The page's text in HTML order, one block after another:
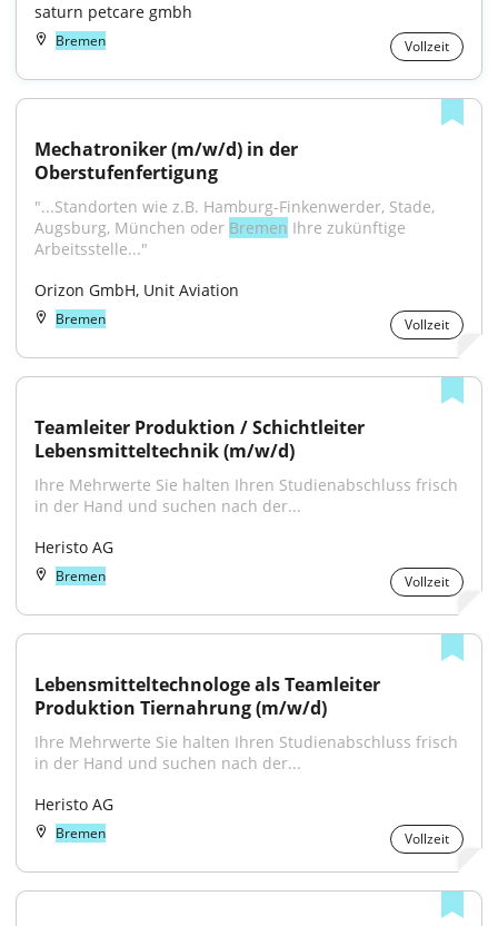
saturn petcare gmbh
Bremen Vollzeit
Mechatroniker (m/w/d) in der
Oberstufenfertigung
"...Standorten wie z.B. Hamburg-Finkenwerder, Stade,
Augsburg, München oder Bremen Ihre zukünftige
Arbeitsstelle..."
Orizon GmbH, Unit Aviation
Bremen Vollzeit
Teamleiter Produktion / Schichtleiter
Lebensmitteltechnik (m/w/d)
Ihre Mehrwerte Sie halten Ihren Studienabschluss frisch
in der Hand und suchen nach der...
Heristo AG
Bremen Vollzeit
Lebensmitteltechnologe als Teamleiter
Produktion Tiernahrung (m/w/d)
Ihre Mehrwerte Sie halten Ihren Studienabschluss frisch
in der Hand und suchen nach der...
Heristo AG
Bremen Vollzeit